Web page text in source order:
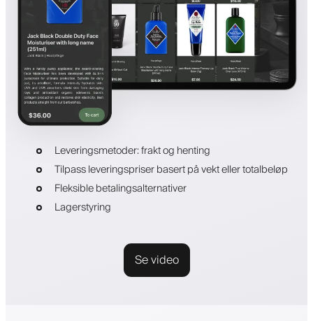
Leveringsmetoder: frakt og henting
Tilpass leveringspriser basert på vekt eller totalbeløp
Fleksible betalingsalternativer
Lagerstyring
Se video